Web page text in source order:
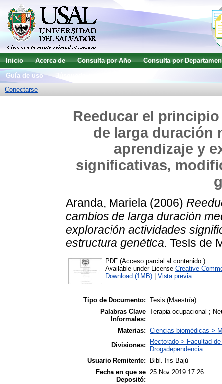
Inicio Acerca de Consulta por Año
Consulta por
Guía de uso
Conectarse
Reeducar el
de larga duración
aprendizaje y
significativas,
Aranda, Mariela (2006)
cambios de larga duración
exploración actividades
estructura genética. Tesis de
PDF (Acceso parcial al contenido.)
Available under License Creative
Download (1MB)
Vista previa
Tipo de Documento: Tesis (Maestría)
Palabras Clave
Informales:
Terapia ocupacional ;
Materias: Ciencias biomédicas >
Divisiones:
Rectorado > Facultad
Drogadependencia
Usuario Remitente:
Bibl. Iris Bajú
Fecha en que se
Depositó:
25 Nov 2019 17:26